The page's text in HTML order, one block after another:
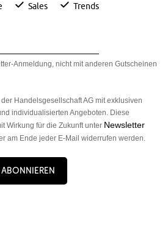
Sales Trends
Anmeldung, nicht mit anderen Gutscheinen
Handelsgesellschaft AG mit exklusiven
individualisierten Angeboten. Diese
Wirkung für die Zukunft unter Newsletter
am Ende jeder E-Mail widerrufen werden.
Abonnieren